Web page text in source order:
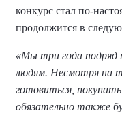
конкурс стал по-
продолжится в
«Мы три года
людям. Несмотря на
готовиться,
обязательно также